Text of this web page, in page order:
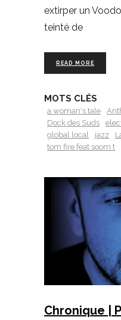
extirper un
teinté de
READ MORE
MOTS CLÉS
a woman's tale
Dock des Suds
global local
jazz
tom fire feat soom t
Chronique |